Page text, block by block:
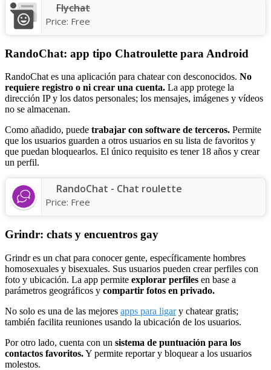
Flychat
Price: Free
RandoChat: app tipo Chatroulette para Android
RandoChat es una aplicación para chatear con desconocidos. No
requiere registro o ni crear una cuenta. La app protege la
dirección IP y los datos personales; los mensajes, imágenes y vídeos
no se almacenan.
Como añadido, puede trabajar con software de terceros. Permite
que los usuarios guarden a otros usuarios en su lista de favoritos y
que puedan bloquearlos. El único requisito es tener 18 años y crear
un perfil.
RandoChat - Chat roulette
Price: Free
Grindr: chats y encuentros gay
Grindr es un chat para conocer gente, específicamente hombres
homosexuales y bisexuales. Sus usuarios pueden crear perfiles con
foto y ubicación. La app permite explorar perfiles en base a
parámetros geográficos y compartir fotos en privado.
No solo es una de las mejores apps para ligary chatear gratis;
también facilita reuniones usando la ubicación de los usuarios.
Por otro lado, cuenta con un sistema de puntuación para los
contactos favoritos.Y permite reportar y bloquear a los usuarios
molestos.